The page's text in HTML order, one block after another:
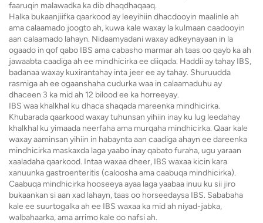
faaruqin malawadka ka dib dhaqdhaqaaq.
Halka bukaanjiifka qaarkood ay leeyihiin dhacdooyin maalinle ah
ama calaamado joogto ah, kuwa kale waxay la kulmaan caadooyin
aan calaamado lahayn. Nidaamyadani waxay adkeynayaan in la
ogaado in qof qabo IBS ama cabasho marmar ah taas oo qayb ka ah
jawaabta caadiga ah ee mindhicirka ee diiqada. Haddii ay tahay IBS,
badanaa waxay kuxirantahay inta jeer ee ay tahay. Shuruudda
rasmiga ah ee ogaanshaha cudurka waa in calaamaduhu ay
dhaceen 3 ka mid ah 12 bilood ee ka horreeyay.
IBS waa khalkhal ku dhaca shaqada mareenka mindhicirka.
Khubarada qaarkood waxay tuhunsan yihiin inay ku lug leedahay
khalkhal ku yimaada neerfaha ama murqaha mindhicirka. Qaar kale
waxay aaminsan yihiin in habaynta aan caadiga ahayn ee dareenka
mindhicirka maskaxda laga yaabo inay qabato furaha, ugu yaraan
xaaladaha qaarkood. Intaa waxaa dheer, IBS waxaa kicin kara
xanuunka gastroenteritis (caloosha ama caabuqa mindhicirka).
Caabuqa mindhicirka hooseeya ayaa laga yaabaa inuu ku sii jiro
bukaankan si aan xad lahayn, taas oo horseedaysa IBS. Sababaha
kale ee suurtogalka ah ee IBS waxaa ka mid ah niyad-jabka,
walbahaarka, ama arrimo kale oo nafsi ah.